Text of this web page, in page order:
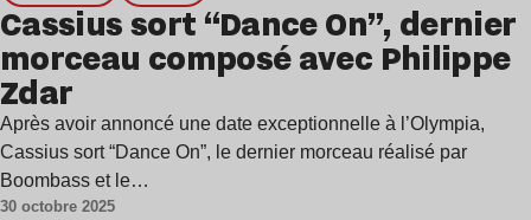
Cassius sort “Dance On”, dernier
morceau composé avec Philippe
Zdar
Après avoir annoncé une date exceptionnelle à l’Olympia,
Cassius sort “Dance On”, le dernier morceau réalisé par
Boombass et le…
30 octobre 2025